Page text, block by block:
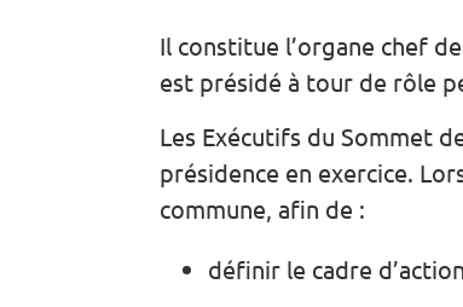
Il constitue l’organe chef
est présidé à tour de rôle
Les Exécutifs du Sommet
présidence en exercice.
commune, afin de :
définir le cadre